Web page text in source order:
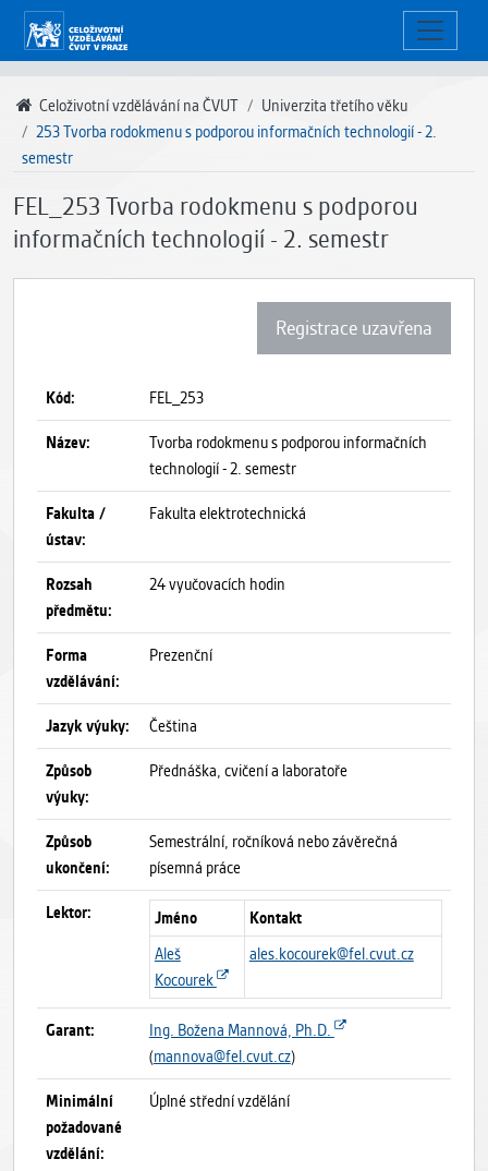
Celoživotní vzdělávání na ČVUT
Univerzita třetího věku
253 Tvorba rodokmenu s podporou informačních technologií - 2.
semestr
FEL_253 Tvorba rodokmenu s podporou
informačních technologií - 2. semestr
Registrace uzavřena
Kód: FEL_253
Název:
Tvorba rodokmenu s podporou informačních
technologií - 2. semestr
Fakulta /
ústav:
Fakulta elektrotechnická
Rozsah
předmětu:
24 vyučovacích hodin
Forma
vzdělávání:
Prezenční
Jazyk výuky: Čeština
Způsob
výuky:
Přednáška, cvičení a laboratoře
Způsob
ukončení:
Semestrální, ročníková nebo závěrečná
písemná práce
Lektor: Jméno
Kontakt
Aleš
Kocourek
ales.kocourek@fel.cvut.cz
Garant:
Ing. Božena Mannová, Ph.D.
(mannova@fel.cvut.cz)
Minimální
požadované
vzdělání:
Úplné střední vzdělání